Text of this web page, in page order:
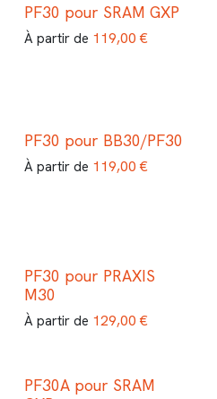
PF30 pour SRAM GXP
À partir de 119,00 €
PF30 pour BB30/PF30
À partir de 119,00 €
PF30 pour PRAXIS
M30
À partir de 129,00 €
PF30A pour SRAM